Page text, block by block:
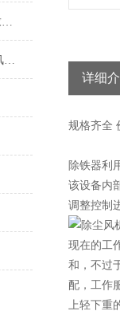
在安装外转子风机时，这些要求一定要熟知
上海德惠|教大家如何正确选择风机？
详细
规格齐全
除铁器利
该设备内
调整控制
现在的工
和，不过
配，工作
上轻下重